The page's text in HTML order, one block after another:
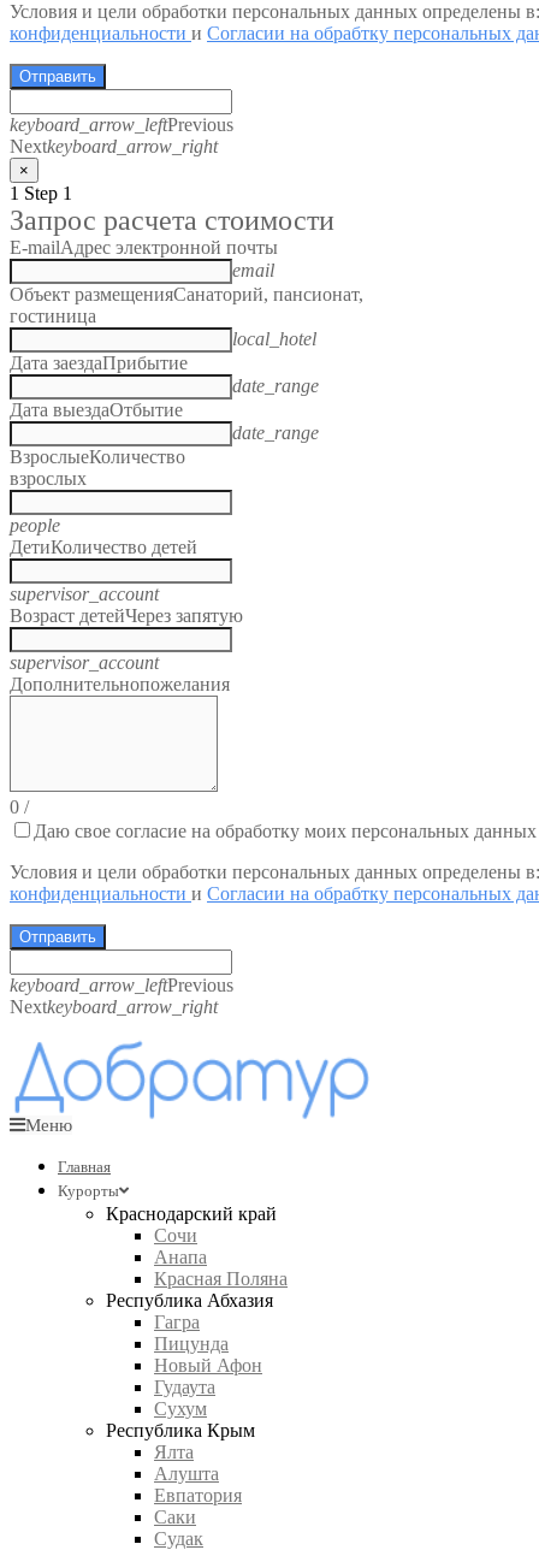
Условия и цели обработки персональных данных определены
конфиденциальности и Согласии на обрабтку персональных
Отправить
keyboard_arrow_leftPrevious
Nextkeyboard_arrow_right
×
1 Step 1
Запрос расчета стоимости
E-mailАдрес электронной почты
email
Объект размещенияСанаторий, пансионат,
гостиница
local_hotel
Дата заездаПрибытие
date_range
Дата выездаОтбытие
date_range
ВзрослыеКоличество
взрослых
people
ДетиКоличество детей
supervisor_account
Возраст детейЧерез запятую
supervisor_account
Дополнительнопожелания
0 /
Даю свое согласие на обработку моих персональных данных
Условия и цели обработки персональных данных определены
конфиденциальности и Согласии на обрабтку персональных
Отправить
keyboard_arrow_leftPrevious
Nextkeyboard_arrow_right
Меню
Главная
Курорты
Краснодарский край
Сочи
Анапа
Красная Поляна
Республика Абхазия
Гагра
Пицунда
Новый Афон
Гудаута
Сухум
Республика Крым
Ялта
Алушта
Евпатория
Саки
Судак